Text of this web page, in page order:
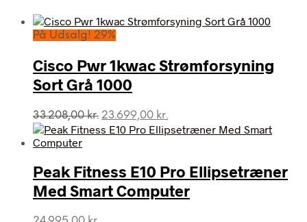
På Udsalg! 29%
Cisco Pwr 1kwac Strømforsyning
Sort Grå 1000
33.208,00kr. Den
oprindelige
33.208,00 kr..
23.699,00 kr.
aktuelle
23.699,00 kr..
Peak Fitness E10 Pro Ellipsetræner
Med Smart Computer